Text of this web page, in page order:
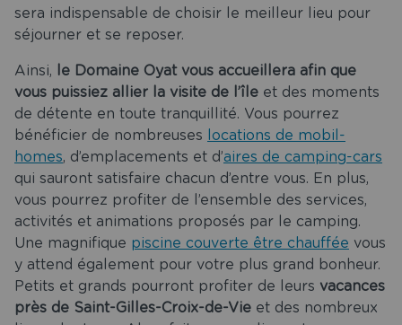
sera indispensable de choisir le meilleur lieu pour
séjourner et se reposer.
Ainsi,
le Domaine Oyat vous accueillera afin que
vous puissiez allier la visite de l’île et des moments
de détente en toute tranquillité. Vous pourrez
bénéficier de nombreuses
locations de mobil-
homes, d’emplacements et d’aires de camping-cars
qui sauront satisfaire chacun d’entre vous. En plus,
vous pourrez profiter de l’ensemble des services,
activités et animations proposés par le camping.
Une magnifique piscine couverte être chauffée vous
y attend également pour votre plus grand bonheur.
Petits et grands pourront profiter de leurs vacances
près de Saint-Gilles-Croix-de-Vie et des nombreux